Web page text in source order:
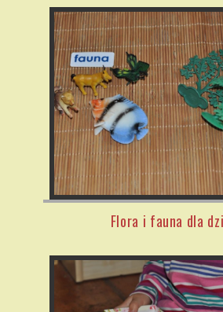
Flora i fauna dla